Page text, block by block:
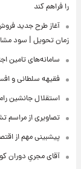
را فراهم کند
آغاز طرح جدید
زمان تحویل | سود
سامانه‌های تامین
فقیهه سلطانی و
استقلال جانشین
تصاویری از مراسم
پیشبینی مهم از
آقای مجریِ دوران